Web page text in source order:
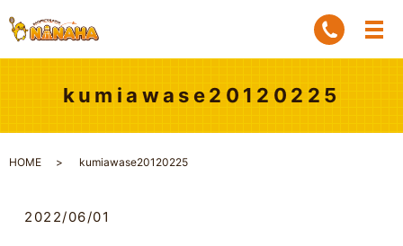
kumiawase20120225
HOME kumiawase20120225
2022/06/01